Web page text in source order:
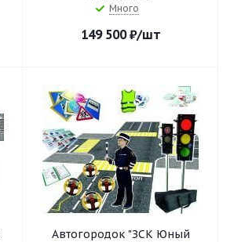
Много
149 500₽/шт
Автогородок "ЗСК Юный